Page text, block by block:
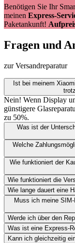
Benötigen Sie Ihr
meinen Express-
Paketankunft!
Fragen und
zur Versandreparatur
Ist bei meinem
Nein! Wenn Display
günstigere
zu 50%.
Was ist der
Welche
Wie funktioniert der
Wie funktioniert die
Wie lange dauert eine
Muss ich meine
Werde ich über den
Was ist eine Express-
Kann ich gleichzeitig